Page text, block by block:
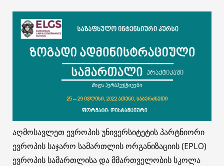
ᲑᲘᲑᲚᲘᲝᲗᲔᲙᲐ
ᲡᲢᲣᲓᲔᲜᲢᲣᲠᲘ ᲪᲮᲝᲕᲠᲔᲑᲐ
აღმოსავლეთ ევროპის უნივერსიტეტის პარტნიორი
ევროპის საჯარო სამართლის ორგანიზაციის (EPLO)
ევროპის სამართლისა და მმართველობის სკოლა